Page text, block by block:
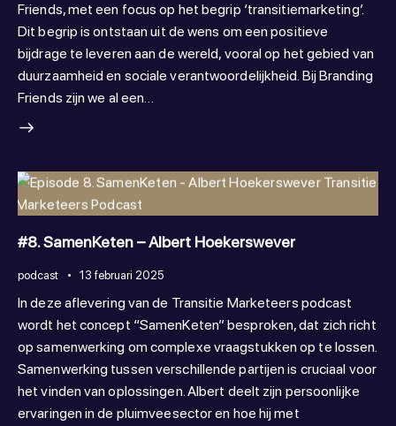
Friends, met een focus op het begrip ‘transitiemarketing’.
Dit begrip is ontstaan uit de wens om een positieve
bijdrage te leveren aan de wereld, vooral op het gebied van
duurzaamheid en sociale verantwoordelijkheid. Bij Branding
Friends zijn we al een…
#8. SamenKeten – Albert Hoekerswever
podcast 13 februari 2025
In deze aflevering van de Transitie Marketeers podcast
wordt het concept “SamenKeten” besproken, dat zich richt
op samenwerking om complexe vraagstukken op te lossen.
Samenwerking tussen verschillende partijen is cruciaal voor
het vinden van oplossingen. Albert deelt zijn persoonlijke
ervaringen in de pluimveesector en hoe hij met